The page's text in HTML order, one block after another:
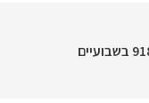
חברת נתיבי ישראל תבצע עבודות בכביש 918 בשבועיים